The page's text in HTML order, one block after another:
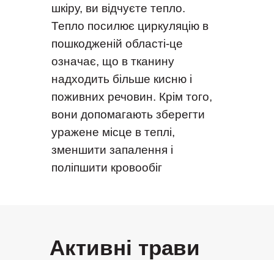
шкіру, ви відчуєте тепло.
Тепло посилює циркуляцію в
пошкодженій області-це
означає, що в тканину
надходить більше кисню і
поживних речовин. Крім того,
вони допомагають зберегти
уражене місце в теплі,
зменшити запалення і
поліпшити кровообіг
Активні трави